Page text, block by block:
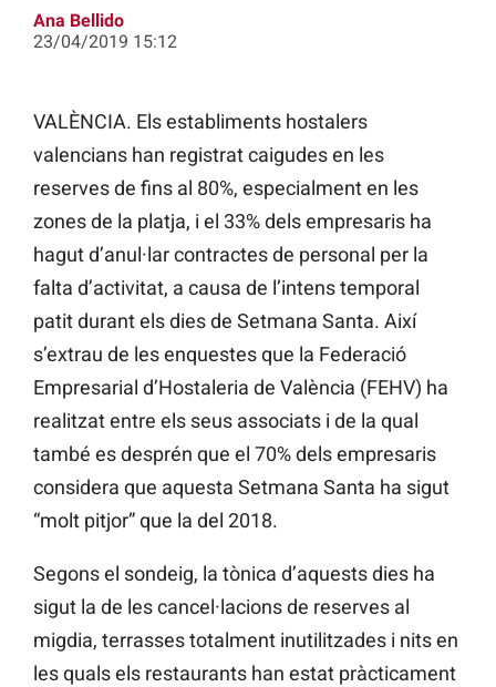
Ana Bellido
23/04/2019 15:12
VALÈNCIA. Els establiments hostalers
valencians han registrat caigudes en les
reserves de fins al 80%, especialment en les
zones de la platja, i el 33% dels empresaris ha
hagut d’anul·lar contractes de personal per la
falta d’activitat, a causa de l’intens temporal
patit durant els dies de Setmana Santa. Així
s’extrau de les enquestes que la Federació
Empresarial d’Hostaleria de València (FEHV) ha
realitzat entre els seus associats i de la qual
també es desprén que el 70% dels empresaris
considera que aquesta Setmana Santa ha sigut
“molt pitjor” que la del 2018.
Segons el sondeig, la tònica d’aquests dies ha
sigut la de les cancel·lacions de reserves al
migdia, terrasses totalment inutilitzades i nits en
les quals els restaurants han estat pràcticament